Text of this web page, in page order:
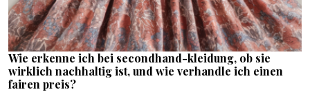
Wie erkenne ich bei secondhand-kleidung, ob sie
wirklich nachhaltig ist, und wie verhandle ich einen
fairen preis?